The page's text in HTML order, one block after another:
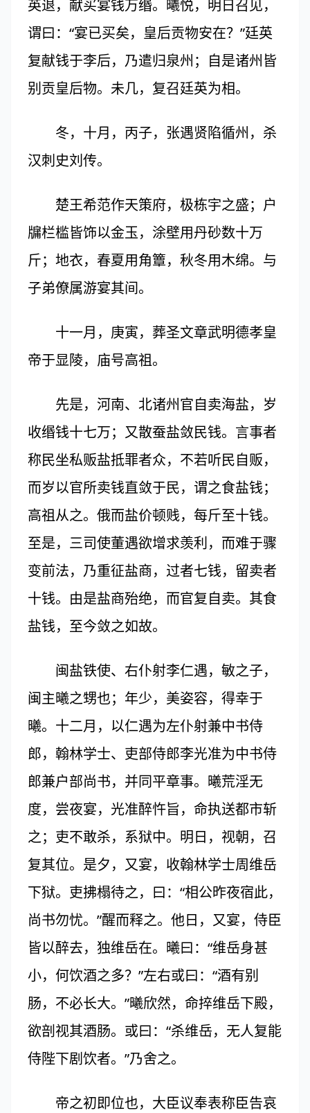
英退，献买宴钱万缗。曦悦，明日召见，
谓曰：“宴已买矣，皇后贡物安在？”廷英
复献钱于李后，乃遣归泉州；自是诸州皆
别贡皇后物。未几，复召廷英为相。
冬，十月，丙子，张遇贤陷循州，杀
汉刺史刘传。
楚王希范作天策府，极栋宇之盛；户
牖栏槛皆饰以金玉，涂壁用丹砂数十万
斤；地衣，春夏用角簟，秋冬用木绵。与
子弟僚属游宴其间。
十一月，庚寅，葬圣文章武明德孝皇
帝于显陵，庙号高祖。
先是，河南、北诸州官自卖海盐，岁
收缗钱十七万；又散蚕盐敛民钱。言事者
称民坐私贩盐抵罪者众，不若听民自贩，
而岁以官所卖钱直敛于民，谓之食盐钱；
高祖从之。俄而盐价顿贱，每斤至十钱。
至是，三司使董遇欲增求羡利，而难于骤
变前法，乃重征盐商，过者七钱，留卖者
十钱。由是盐商殆绝，而官复自卖。其食
盐钱，至今敛之如故。
闽盐铁使、右仆射李仁遇，敏之子，
闽主曦之甥也；年少，美姿容，得幸于
曦。十二月，以仁遇为左仆射兼中书侍
郎，翰林学士、吏部侍郎李光准为中书侍
郎兼户部尚书，并同平章事。曦荒淫无
度，尝夜宴，光准醉忤旨，命执送都市斩
之；吏不敢杀，系狱中。明日，视朝，召
复其位。是夕，又宴，收翰林学士周维岳
下狱。吏拂榻待之，曰：“相公昨夜宿此，
尚书勿忧。”醒而释之。他日，又宴，侍臣
皆以醉去，独维岳在。曦曰：“维岳身甚
小，何饮酒之多？”左右或曰：“酒有别
肠，不必长大。”曦欣然，命捽维岳下殿，
欲剖视其酒肠。或曰：“杀维岳，无人复能
侍陛下剧饮者。”乃舍之。
帝之初即位也，大臣议奉表称臣告哀